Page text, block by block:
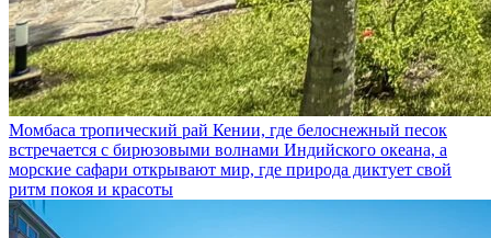
Момбаса тропический рай Кении, где белоснежный песок
встречается с бирюзовыми волнами Индийского океана, а
морские сафари открывают мир, где природа диктует свой
ритм покоя и красоты